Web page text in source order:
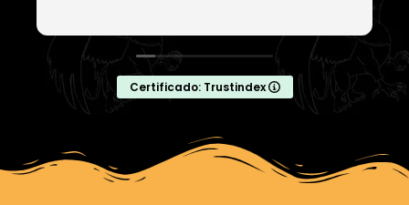
Certificado: Trustindex